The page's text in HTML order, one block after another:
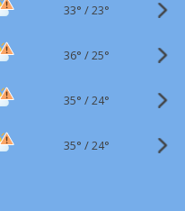
33° /23°
36° /25°
35° /24°
35° /24°